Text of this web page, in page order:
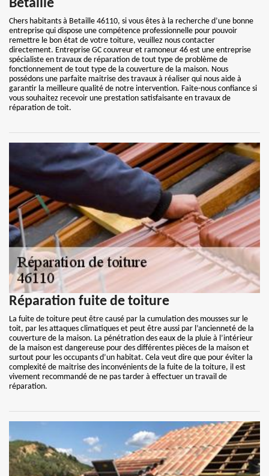
Betaille
Chers habitants à Betaille 46110, si vous êtes à la recherche d’une bonne
entreprise qui dispose une compétence professionnelle pour pouvoir
remettre le bon état de votre toiture, veuillez nous contacter
directement. Entreprise GC couvreur et ramoneur 46 est une entreprise
spécialiste en travaux de réparation de tout type de problème de
fonctionnement de tout type de la couverture de la maison. Nous
possédons une parfaite maitrise des travaux à réaliser qui nous aide à
garantir la meilleure qualité de notre intervention. Faite-nous confiance si
vous souhaitez recevoir une prestation satisfaisante en travaux de
réparation de toit.
Réparation fuite de toiture
La fuite de toiture peut être causé par la cumulation des mousses sur le
toit, par les attaques climatiques et peut être aussi par l’ancienneté de la
couverture de la maison. La pénétration des eaux de la pluie à l’intérieur
de la maison est dangereuse pour des différentes pièces de la maison et
surtout pour les occupants d’un habitat. Cela veut dire que pour éviter la
complexité de maitrise des inconvénients de la fuite de la toiture, il est
vivement recommandé de ne pas tarder à effectuer un travail de
réparation.